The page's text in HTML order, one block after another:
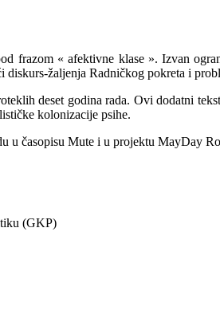
« afektivne klase ». Izvan
žaljenja Radničkog pokreta i
deset godina rada. Ovi dodatni
kolonizacije psihe.
u časopisu Mute i u projektu MayDay
(GKP)